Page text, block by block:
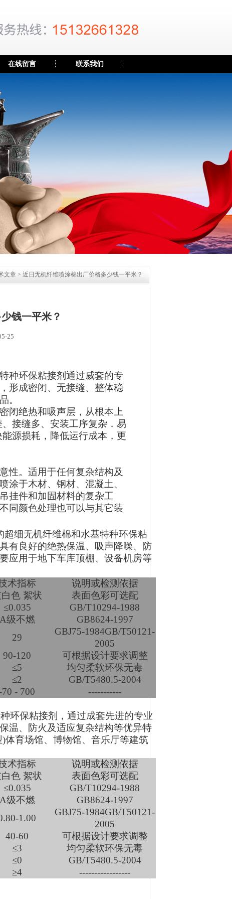
在线留言 联系我们
文章 > 近日无机纤维喷涂棉出厂价格多少钱一平米？
钱一平米？
25
种环保粘接剂通过威套的专
形成密闭、无接缝、整体稳
。
闭绝热和吸声层，从根本上
接缝多、安装工序复杂．易
源损耗，降低运行成本，更
性。适用于任何复杂结构及
涂于木材、钢材、混凝土、
挂件和加固材料的复杂工
同颜色处理也可以与其它装
细无机纤维棉和水基特种环保粘
有良好的绝热保温、吸声降噪、防
应用于地下车库顶棚、设备机房等
术指标
说明或检测依据
色 絮状
表面色彩可选配
≤0.035
GB/T10294-1988
A级不燃
GB8624-1997
29
GBJ75-1984GB/T50121-
2005
90-120
可根据设计要求调整
≤5
均匀柔软环保无毒
≤2
GB/T5480.5-2004
70 - 700 -----------
环保粘接剂，通过成套先进的专业
温、防火及适应复杂结构等优异特
体育场馆、博物馆、音乐厅等建筑
术指标
说明或检测依据
色 絮状
表面色彩可选配
≤0.035
GB/T10294-1988
A级不燃
GB8624-1997
1.00
GBJ75-1984GB/T50121-
2005
40-60
可根据设计要求调整
≤3
均匀柔软环保无毒
≤0
GB/T5480.5-2004
≥4 -----------------